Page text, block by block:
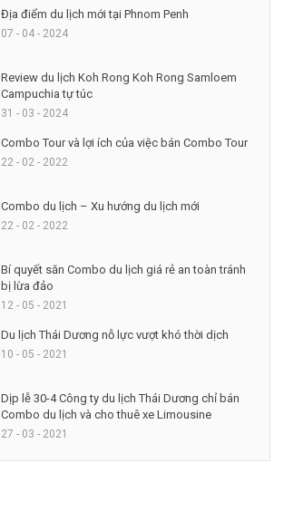
Địa điểm du lịch mới tại Phnom Penh
07 - 04 - 2024
Review du lịch Koh Rong Koh Rong Samloem
Campuchia tự túc
31 - 03 - 2024
Combo Tour và lợi ích của việc bán Combo Tour
22 - 02 - 2022
Combo du lịch – Xu hướng du lịch mới
22 - 02 - 2022
Bí quyết săn Combo du lịch giá rẻ an toàn tránh
bị lừa đảo
12 - 05 - 2021
Du lịch Thái Dương nỗ lực vượt khó thời dịch
10 - 05 - 2021
Dịp lễ 30-4 Công ty du lịch Thái Dương chỉ bán
Combo du lịch và cho thuê xe Limousine
27 - 03 - 2021